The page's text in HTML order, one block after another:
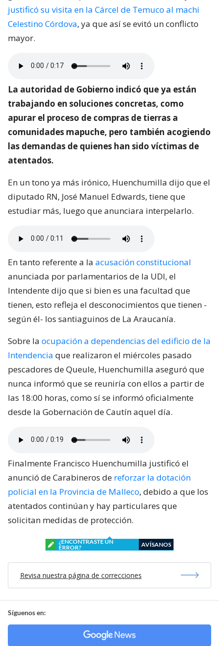
justificó su visita en la Cárcel de Temuco al machi
Celestino Córdova, ya que así se evitó un conflicto
mayor.
La autoridad de Gobierno indicó que ya están
trabajando en soluciones concretas, como
apurar el proceso de compras de tierras a
comunidades mapuche, pero también acogiendo
las demandas de quienes han sido víctimas de
atentados.
En un tono ya más irónico, Huenchumilla dijo que el
diputado RN, José Manuel Edwards, tiene que
estudiar más, luego que anunciara interpelarlo.
En tanto referente a la acusación constitucional
anunciada por parlamentarios de la UDI, el
Intendente dijo que si bien es una facultad que
tienen, esto refleja el desconocimientos que tienen -
según él- los santiaguinos de La Araucanía.
Sobre la ocupación a dependencias del edificio de la
Intendencia que realizaron el miércoles pasado
pescadores de Queule, Huenchumilla aseguró que
nunca informó que se reuniría con ellos a partir de
las 18:00 horas, como sí se informó oficialmente
desde la Gobernación de Cautín aquel día.
Finalmente Francisco Huenchumilla justificó el
anunció de Carabineros de reforzar la dotación
policial en la Provincia de Malleco, debido a que los
atentados continúan y hay particulares que
solicitan medidas de protección.
¿ENCONTRASTE UN
ERROR?
AVÍSANOS
Revisa nuestra página de correcciones
Síguenos en: